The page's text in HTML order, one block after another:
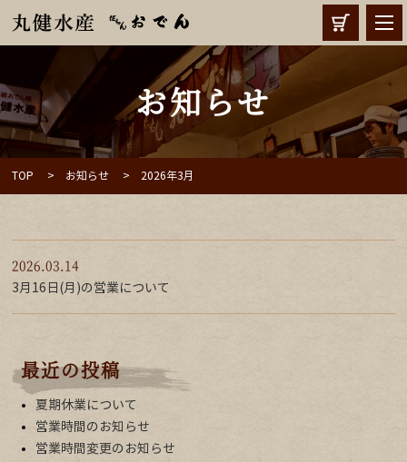
お知らせ
TOP お知らせ 2026年3月
2026.03.14
3月16日(月)の営業について
最近の投稿
夏期休業について
営業時間のお知らせ
営業時間変更のお知らせ